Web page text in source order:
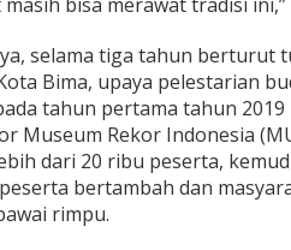
selama tiga tahun berturut
Bima, upaya pelestarian
tahun pertama tahun 2019
Museum Rekor Indonesia
dari 20 ribu peserta,
bertambah dan
rimpu.